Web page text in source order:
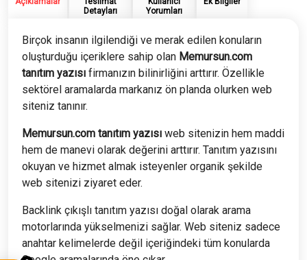
Detayları
Yorumları
Birçok insanın ilgilendiği ve merak edilen konuların
oluşturduğu içeriklere sahip olan Memursun.com
tanıtım yazısı firmanızın bilinirliğini arttırır. Özellikle
sektörel aramalarda markanız ön planda olurken web
siteniz tanınır.
Memursun.com tanıtım yazısı web sitenizin hem maddi
hem de manevi olarak değerini arttırır. Tanıtım yazısını
okuyan ve hizmet almak isteyenler organik şekilde
web sitenizi ziyaret eder.
Backlink çıkışlı tanıtım yazısı doğal olarak arama
motorlarında yükselmenizi sağlar. Web siteniz sadece
anahtar kelimelerde değil içeriğindeki tüm konularda